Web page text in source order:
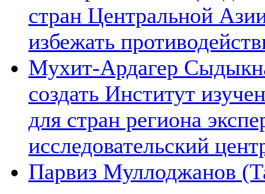
стран Центральной
избежать
Мухит-Ардагер
создать Институт
для стран региона
исследовательский
Парвиз Муллоджанов